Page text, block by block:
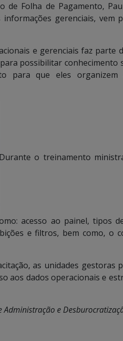
de Folha de Pagamento,
gerenciais, vem
e gerenciais faz parte
possibilitar conhecimento
para que eles
Durante o treinamento
acesso ao painel, tipos
e filtros, bem como, o
as unidades gestoras
aos dados operacionais e
e